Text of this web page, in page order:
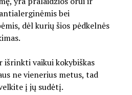
bei
dėl kurių šios pėdkelnės
išrinkti vaikui kokybiškas
ne vienerius metus, tad
į jų sudėtį.